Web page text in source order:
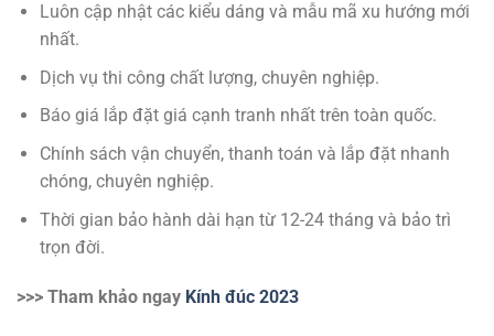
Luôn cập nhật các kiểu dáng và mẫu mã xu hướng mới
nhất.
Dịch vụ thi công chất lượng, chuyên nghiệp.
Báo giá lắp đặt giá cạnh tranh nhất trên toàn quốc.
Chính sách vận chuyển, thanh toán và lắp đặt nhanh
chóng, chuyên nghiệp.
Thời gian bảo hành dài hạn từ 12-24 tháng và bảo trì
trọn đời.
>>> Tham khảo ngay Kính đúc 2023